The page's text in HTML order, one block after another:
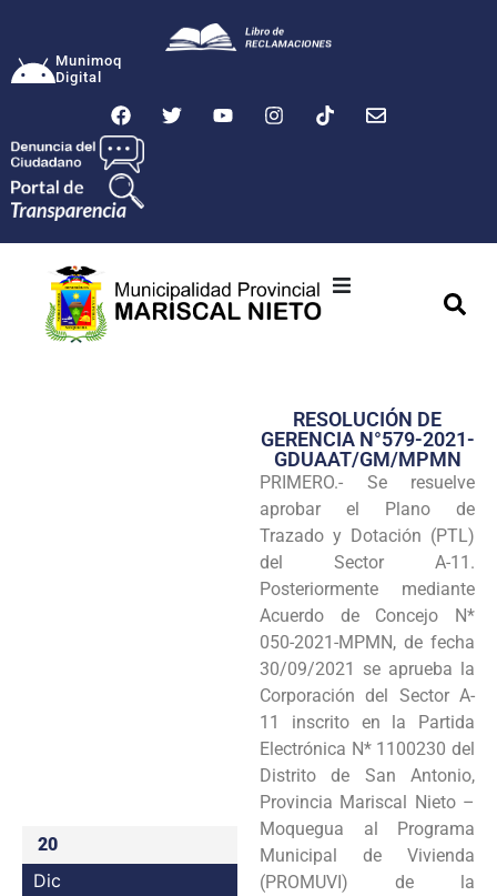
Munimoq
Digital
Transparencia
Seguridad
Programas
Intranet
20
Dic
RESOLUCIÓN DE
GERENCIA N°579-2021-
GDUAAT/GM/MPMN
PRIMERO.- Se resuelve
aprobar el Plano de
Trazado y Dotación (PTL)
del Sector A-11.
Posteriormente mediante
Acuerdo de Concejo N*
050-2021-MPMN, de fecha
30/09/2021 se aprueba la
Corporación del Sector A-
11 inscrito en la Partida
Electrónica N* 1100230 del
Distrito de San Antonio,
Provincia Mariscal Nieto –
Moquegua al Programa
Municipal de Vivienda
(PROMUVI) de la